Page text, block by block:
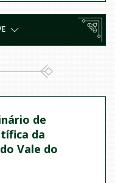
de
da
Vale do